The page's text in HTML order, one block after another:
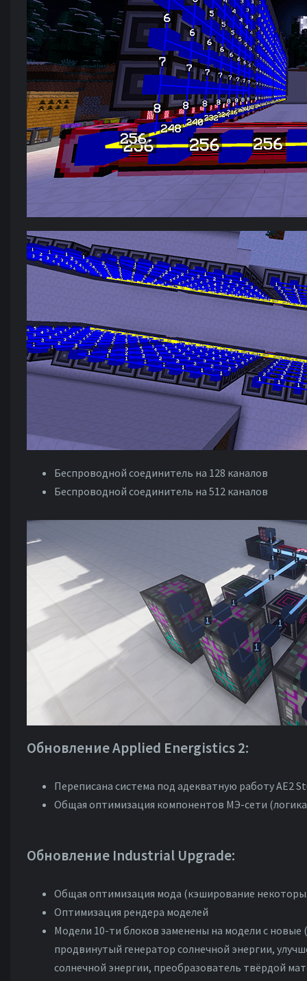
Беспроводной соединитель на 128 каналов
Беспроводной соединитель на 512 каналов
Обновление Applied Energistics 2:
Переписана система под адекватную работу AE2
Общая оптимизация компонентов МЭ-сети
Обновление Industrial Upgrade:
Общая оптимизация мода (кэширование
Оптимизация рендера моделей
Модели 10-ти блоков заменены на модели с новые
продвинутый генератор солнечной энергии,
солнечной энергии, преобразователь твёрдой